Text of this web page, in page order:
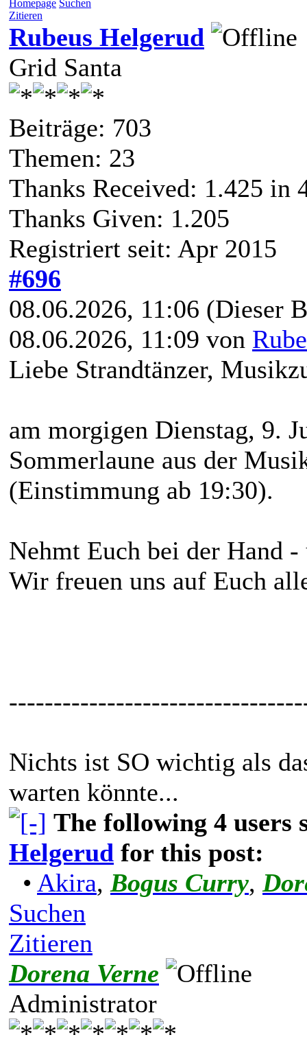
Homepage Suchen
Zitieren
Rubeus Helgerud
Grid Santa
Beiträge: 703
Themen: 23
Thanks Received: 1.425 in
Thanks Given: 1.205
Registriert seit: Apr 2015
#696
08.06.2026, 11:06 (Dieser
08.06.2026, 11:09 von
Liebe Strandtänzer,
am morgigen Dienstag, 9.
Sommerlaune aus der
(Einstimmung ab 19:30).
Nehmt Euch bei der Hand
Wir freuen uns auf Euch
Nichts ist SO wichtig als
warten könnte...
The following 4 users
Helgerud for this post:
• Akira, Bogus Curry,
Suchen
Zitieren
Dorena Verne
Administrator